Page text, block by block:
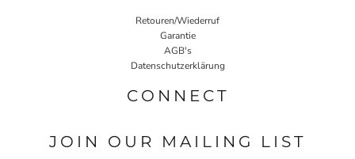
Retouren/Wiederruf
Garantie
AGB's
Datenschutzerklärung
CONNECT
JOIN OUR MAILING LIST